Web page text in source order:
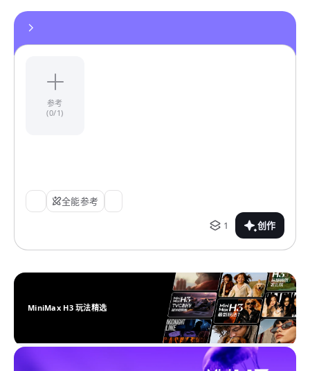
参考
(0/1)
全能参考
1
创作
MiniMax H3 玩法精选